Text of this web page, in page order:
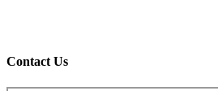
Contact Us